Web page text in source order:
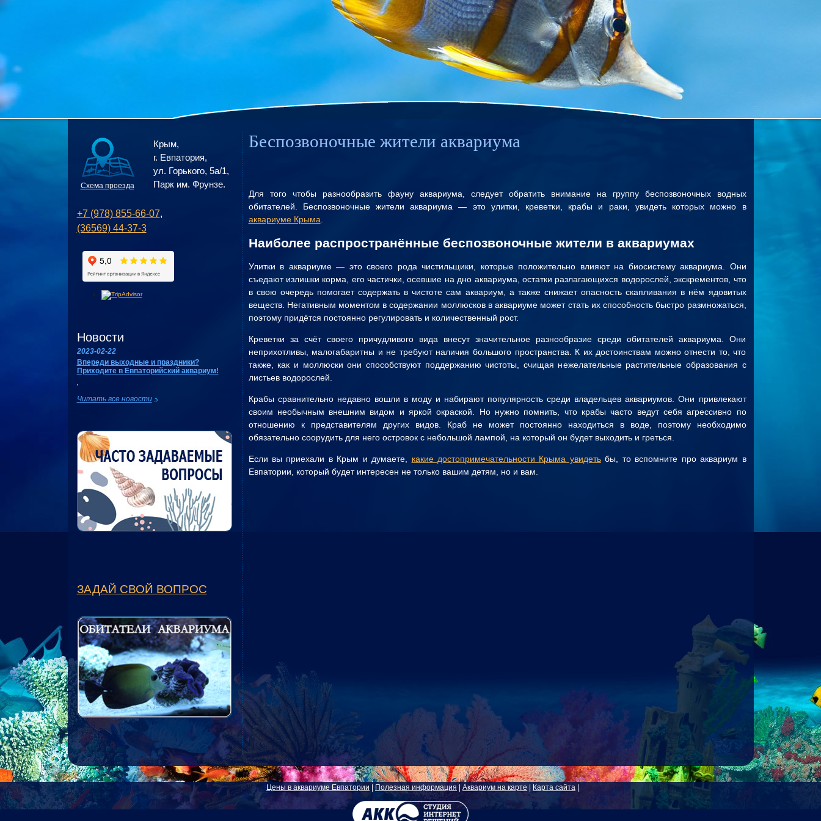
Беспозвоночные жители аквариума
Для того чтобы разнообразить фауну аквариума, следует обратить внимание на группу беспозвоночных водных
обитателей. Беспозвоночные жители аквариума — это улитки, креветки, крабы и раки, увидеть которых можно в
аквариуме Крыма
Наиболее распространённые беспозвоночные жители в аквариумах
Улитки в аквариуме — это своего рода чистильщики, которые положительно влияют на биосистему аквариума. Они
съедают излишки корма, его частички, осевшие на дно аквариума, остатки разлагающихся водорослей, экскрементов, что
в свою очередь помогает содержать в чистоте сам аквариум, а также снижает опасность скапливания в нём ядовитых
веществ. Негативным моментом в содержании моллюсков в аквариуме может стать их способность быстро размножаться,
поэтому придётся постоянно регулировать и количественный рост.
Креветки за счёт своего причудливого вида внесут значительное разнообразие среди обитателей аквариума. Они
неприхотливы, малогабаритны и не требуют наличия большого пространства. К их достоинствам можно отнести то, что
также, как и моллюски они способствуют поддержанию чистоты, счищая нежелательные растительные образования с
листьев водорослей.
Крабы сравнительно недавно вошли в моду и набирают популярность среди владельцев аквариумов. Они привлекают
своим необычным внешним видом и яркой окраской. Но нужно помнить, что крабы часто ведут себя агрессивно по
отношению к представителям других видов. Краб не может постоянно находиться в воде, поэтому необходимо
обязательно соорудить для него островок с небольшой лампой, на который он будет выходить и греться.
Если вы приехали в Крым и думаете, какие достопримечательности Крыма увидетьбы, то вспомните про аквариум в
Евпатории, который будет интересен не только вашим детям, но и вам.
Схема проезда
Крым,
г. Евпатория,
ул. Горького, 5а/1,
Парк им. Фрунзе.
+7 (978) 855-66-07,
(36569) 44-37-3
Новости
2023-02-22
Впереди выходные и праздники?
Приходите в Евпаторийский аквариум!
Читать все новости
ЗАДАЙ СВОЙ ВОПРОС
Цены в аквариуме Евпатории Полезная информация |Аквариум на карте Карта сайта